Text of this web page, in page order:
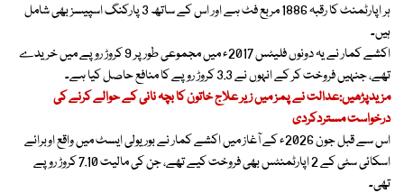
ہر اپارٹمنٹ کا رقبہ 1886 مربع فٹ ہے اور اس کے ساتھ 3 پارکنگ اسپیسز بھی شامل
ہیں۔
اکشے کمار نے یہ دونوں فلیٹس 2017ء میں مجموعی طور پر 9 کروڑ روپے میں خریدے
تھے، جنہیں فروخت کر کے انہوں نے 3.3 کروڑ روپے کا منافع حاصل کیا ہے۔
مزیدپڑھیں:عدالت نے پمز میں زیر علاج خاتون کا بچہ نانی کے حوالے کرنے کی
درخواست مستردکردی
اس سے قبل جون 2026ء کے آغاز میں اکشے کمار نے بوریولی ایسٹ میں واقع اوبرائے
اسکائی سٹی کے 2 اپارٹمنٹس بھی فروخت کیے تھے، جن کی مالیت 7.10 کروڑ روپے
تھی۔